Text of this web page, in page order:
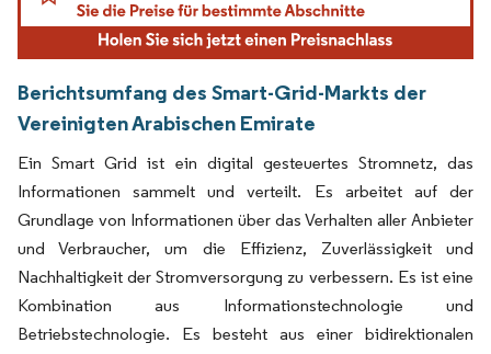
Berichtsumfang des Smart-Grid-Markts der
Vereinigten Arabischen Emirate
Ein Smart Grid ist ein digital gesteuertes Stromnetz, das
Informationen sammelt und verteilt. Es arbeitet auf der
Grundlage von Informationen über das Verhalten aller Anbieter
und Verbraucher, um die Effizienz, Zuverlässigkeit und
Nachhaltigkeit der Stromversorgung zu verbessern. Es ist eine
Kombination aus Informationstechnologie und
Betriebstechnologie. Es besteht aus einer bidirektionalen